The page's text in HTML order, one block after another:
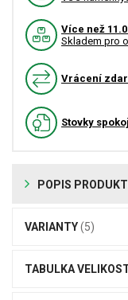
Více než
Skladem pro
Vrácení
Stovky
POPIS
VARIANTY(5)
TABULKA